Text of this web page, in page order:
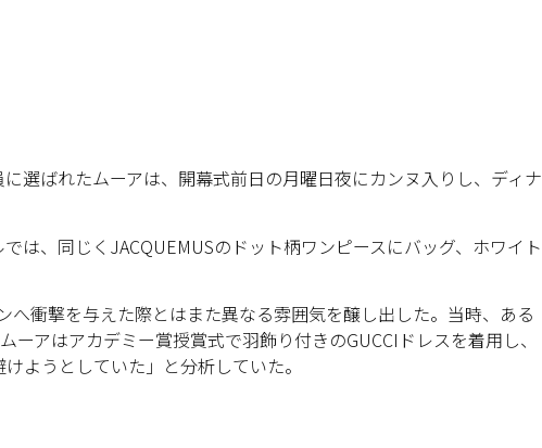
選ばれたムーアは、開幕式前日の月曜日夜にカンヌ入りし、ディナ
は、同じくJACQUEMUSのドット柄ワンピースにバッグ、ホワイト
へ衝撃を与えた際とはまた異なる雰囲気を醸し出した。当時、ある
ーアはアカデミー賞授賞式で羽飾り付きのGUCCIドレスを着用し、
ようとしていた」と分析していた。